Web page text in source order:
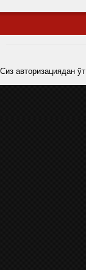
Сиз авторизациядан